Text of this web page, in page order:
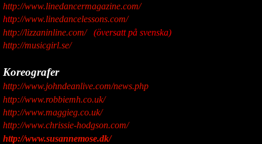
http://www.linedancermagazine.com/
http://www.linedancelessons.com/
http://lizzaninline.com/
(översatt på svenska)
http://musicgirl.se/
Koreografer
http://www.johndeanlive.com/news.php
http://www.robbiemh.co.uk/
http://www.maggieg.co.uk/
http://www.chrissie-hodgson.com/
http://www.susannemose.dk/